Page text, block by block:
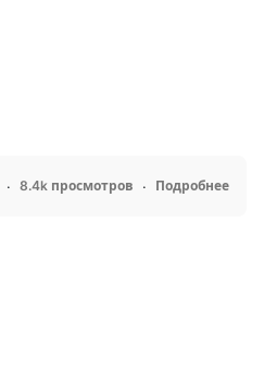
8.4k просмотров Подробнее